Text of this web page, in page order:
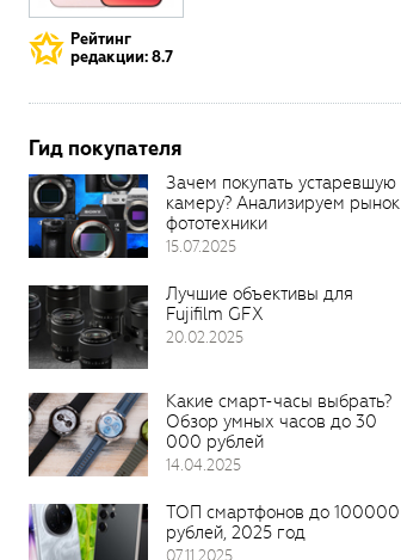
Рейтинг
редакции: 8.7
Гид покупателя
Зачем покупать устаревшую
камеру? Анализируем рынок
фототехники
15.07.2025
Лучшие объективы для
Fujifilm GFX
20.02.2025
Какие смарт-часы выбрать?
Обзор умных часов до 30
000 рублей
14.04.2025
ТОП смартфонов до 100000
рублей, 2025 год
07.11.2025